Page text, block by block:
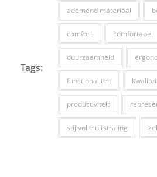
Tags:
ademend materiaal
comfort comfortabel
duurzaamheid
functionaliteit
productiviteit
stijlvolle uitstraling